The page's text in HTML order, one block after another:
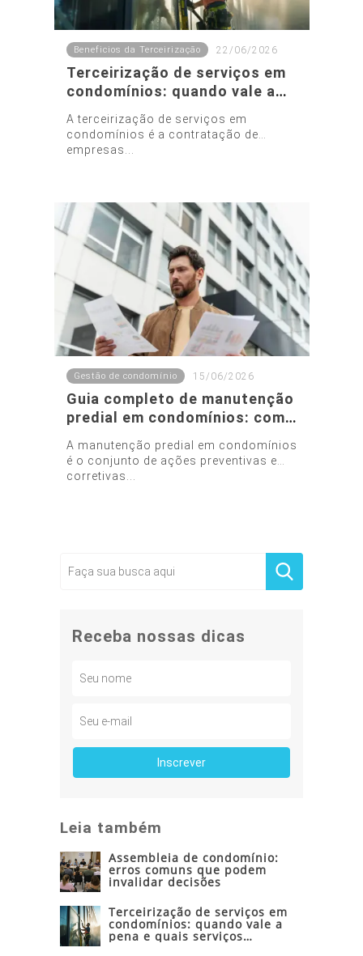
Beneficios da Terceirização 22/06/2026
Terceirização de serviços em
condomínios: quando vale a
contratar
A terceirização de serviços em
condomínios é a contratação de
empresas...
Gestão de condomínio 15/06/2026
Guia completo de manutenção
predial em condomínios: como
A manutenção predial em condomínios
é o conjunto de ações preventivas e
corretivas...
Receba nossas dicas
Leia também
Assembleia de condomínio:
erros comuns que podem
invalidar decisões
Terceirização de serviços em
condomínios: quando vale a
pena e quais serviços